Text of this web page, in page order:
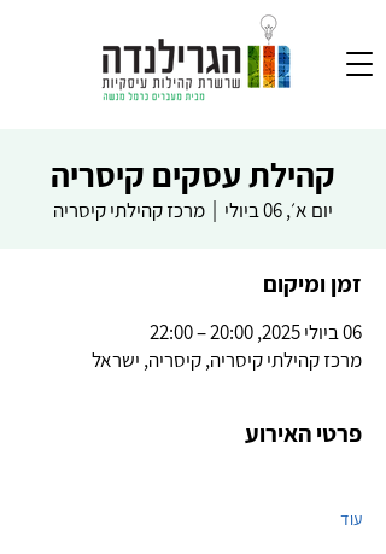
קהילת עסקים קיסריה
יום א׳, 06 ביולי מרכז קהילתי קיסריה
זמן ומיקום
06 ביולי 2025, 20:00 – 22:00
מרכז קהילתי קיסריה, קיסריה, ישראל
פרטי האירוע
עוד